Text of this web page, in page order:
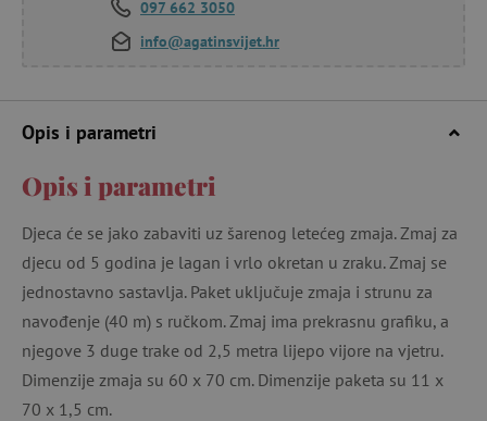
097 662 3050
info@agatinsvijet.hr
Opis i parametri
Opis i parametri
Djeca će se jako zabaviti uz šarenog letećeg zmaja. Zmaj za
djecu od 5 godina je lagan i vrlo okretan u zraku. Zmaj se
jednostavno sastavlja. Paket uključuje zmaja i strunu za
navođenje (40 m) s ručkom. Zmaj ima prekrasnu grafiku, a
njegove 3 duge trake od 2,5 metra lijepo vijore na vjetru.
Dimenzije zmaja su 60 x 70 cm. Dimenzije paketa su 11 x
70 x 1,5 cm.